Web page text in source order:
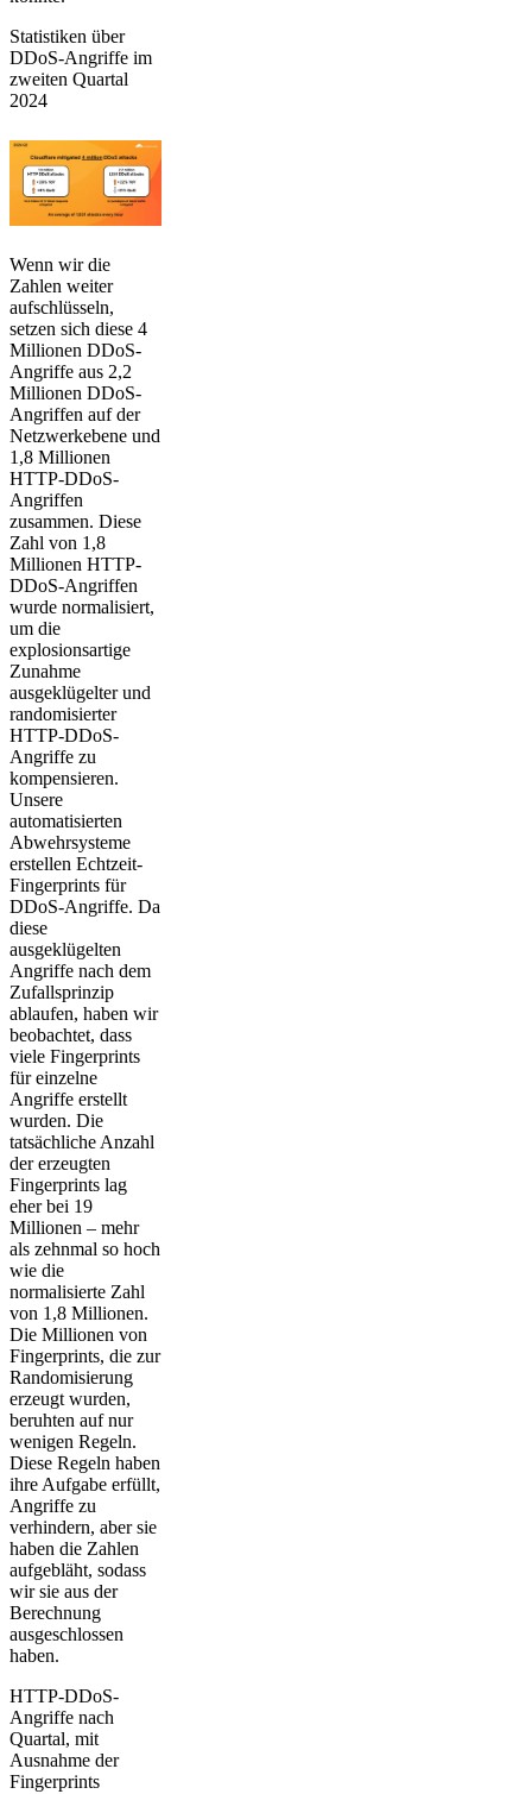
Statistiken über
DDoS-Angriffe im
zweiten Quartal
2024
Wenn wir die
Zahlen weiter
aufschlüsseln,
setzen sich diese 4
Millionen DDoS-
Angriffe aus 2,2
Millionen DDoS-
Angriffen auf der
Netzwerkebene und
1,8 Millionen
HTTP-DDoS-
Angriffen
zusammen. Diese
Zahl von 1,8
Millionen HTTP-
DDoS-Angriffen
wurde normalisiert,
um die
explosionsartige
Zunahme
ausgeklügelter und
randomisierter
HTTP-DDoS-
Angriffe zu
kompensieren.
Unsere
automatisierten
Abwehrsysteme
erstellen Echtzeit-
Fingerprints für
DDoS-Angriffe. Da
diese
ausgeklügelten
Angriffe nach dem
Zufallsprinzip
ablaufen, haben wir
beobachtet, dass
viele Fingerprints
für einzelne
Angriffe erstellt
wurden. Die
tatsächliche Anzahl
der erzeugten
Fingerprints lag
eher bei 19
Millionen – mehr
als zehnmal so hoch
wie die
normalisierte Zahl
von 1,8 Millionen.
Die Millionen von
Fingerprints, die zur
Randomisierung
erzeugt wurden,
beruhten auf nur
wenigen Regeln.
Diese Regeln haben
ihre Aufgabe erfüllt,
Angriffe zu
verhindern, aber sie
haben die Zahlen
aufgebläht, sodass
wir sie aus der
Berechnung
ausgeschlossen
haben.
HTTP-DDoS-
Angriffe nach
Quartal, mit
Ausnahme der
Fingerprints